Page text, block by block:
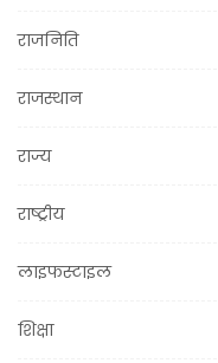
राजनिति
राजस्थान
राज्य
राष्ट्रीय
लाइफस्टाइल
शिक्षा